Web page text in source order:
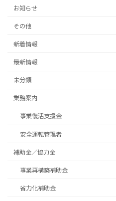
お知らせ
その他
新着情報
最新情報
未分類
業務案内
事業復活支援金
安全運転管理者
補助金／協力金
事業再構築補助金
省力化補助金